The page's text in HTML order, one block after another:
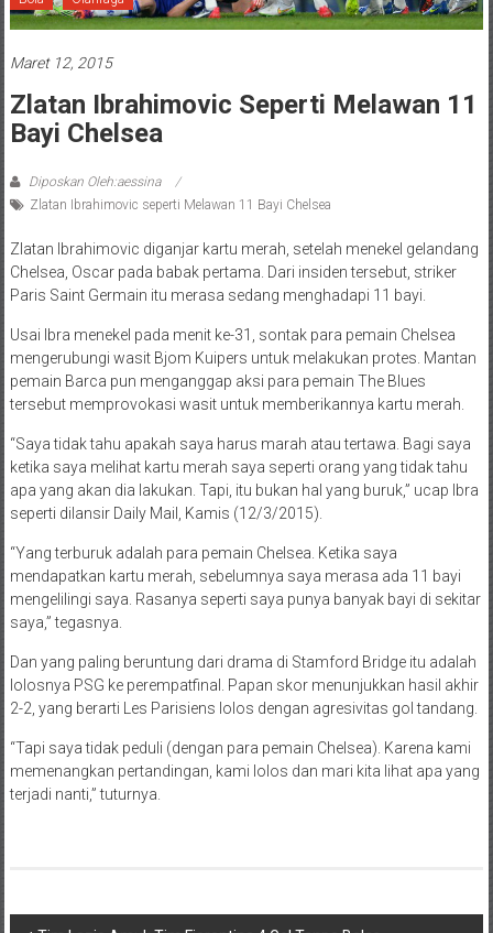
Maret 12, 2015
Zlatan Ibrahimovic Seperti Melawan 11
Bayi Chelsea
Diposkan Oleh:aessina
Zlatan Ibrahimovic seperti Melawan 11 Bayi Chelsea
Zlatan Ibrahimovic diganjar kartu merah, setelah menekel gelandang
Chelsea, Oscar pada babak pertama. Dari insiden tersebut, striker
Paris Saint Germain itu merasa sedang menghadapi 11 bayi.
Usai Ibra menekel pada menit ke-31, sontak para pemain Chelsea
mengerubungi wasit Bjom Kuipers untuk melakukan protes. Mantan
pemain Barca pun menganggap aksi para pemain The Blues
tersebut memprovokasi wasit untuk memberikannya kartu merah.
“Saya tidak tahu apakah saya harus marah atau tertawa. Bagi saya
ketika saya melihat kartu merah saya seperti orang yang tidak tahu
apa yang akan dia lakukan. Tapi, itu bukan hal yang buruk,” ucap Ibra
seperti dilansir Daily Mail, Kamis (12/3/2015).
“Yang terburuk adalah para pemain Chelsea. Ketika saya
mendapatkan kartu merah, sebelumnya saya merasa ada 11 bayi
mengelilingi saya. Rasanya seperti saya punya banyak bayi di sekitar
saya,” tegasnya.
Dan yang paling beruntung dari drama di Stamford Bridge itu adalah
lolosnya PSG ke perempatfinal. Papan skor menunjukkan hasil akhir
2-2, yang berarti Les Parisiens lolos dengan agresivitas gol tandang.
“Tapi saya tidak peduli (dengan para pemain Chelsea). Karena kami
memenangkan pertandingan, kami lolos dan mari kita lihat apa yang
terjadi nanti,” tuturnya.